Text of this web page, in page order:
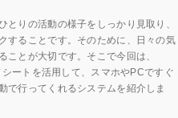
とりの活動の様子をしっかり見取り、
することです。そのために、日々の気
ことが大切です。そこで今回は、
ートを活用して、スマホやPCですぐ
で行ってくれるシステムを紹介しま